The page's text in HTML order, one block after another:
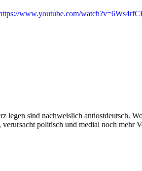
www.youtube.com/
sind nach­weis­lich antiost­deutsch.
poli­tisch und medi­al noch mehr